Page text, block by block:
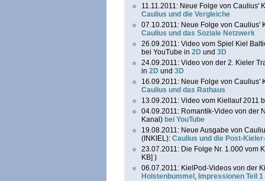
11.11.2011: Neue Folge von Caulius'
Caulius und die Vergleiche
07.10.2011: Neue Folge von Caulius'
Caulius und das Soziale Netzwerk
26.09.2011: Video vom Spiel Kiel
bei YouTube in 2D und 3D
24.09.2011: Video von der 2. Kieler
in 2D und 3D
16.09.2011: Neue Folge von Caulius'
Caulius und das Rathaus
13.09.2011: Video vom Kiellauf 2011
04.09.2011: Romantik-Video von der
Kanal) bei YouTube
19.08.2011: Neue Ausgabe von
(INKIEL): Caulius und die Post-
23.07.2011: Die Folge Nr. 1.000 vom
KB] )
06.07.2011: KielPod-Videos von der
Holstenbummel , Impressionen Teil 1